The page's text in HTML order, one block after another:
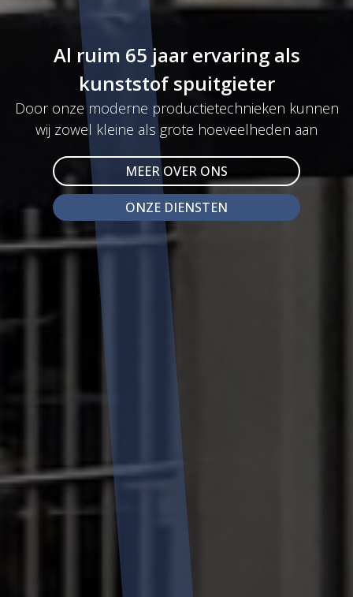
Al ruim 65 jaar ervaring als
kunststof spuitgieter
Door onze moderne productietechnieken kunnen
wij zowel kleine als grote hoeveelheden aan
MEER OVER ONS
ONZE DIENSTEN